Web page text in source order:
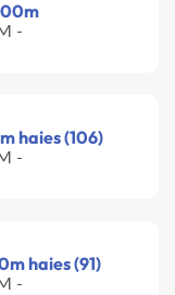
-
haies (106)
-
haies (91)
-